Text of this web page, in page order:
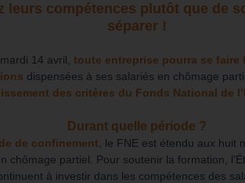
leurs compétences plutôt que de
séparer !
14 avril, toute entreprise pourra se faire
dispensées à ses salariés en chômage
des critères du Fonds National de
Durant quelle période ?
de confinement , le FNE est étendu aux huit
chômage partiel. Pour soutenir la formation,
à investir dans les compétences des